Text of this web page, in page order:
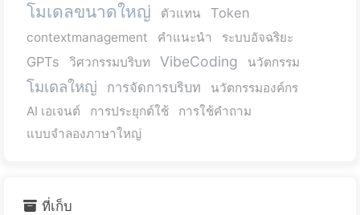
โมเดลขนาดใหญ่ ตัวแทน Token
contextmanagement คำแนะนำ ระบบอัจฉริยะ
GPTs วิศวกรรมบริบท VibeCoding นวัตกรรม
โมเดลใหญ่ การจัดการบริบท
นวัตกรรมองค์กร
AI เอเจนต์
การประยุกต์ใช้
การใช้คำถาม
แบบจำลองภาษาใหญ่
ที่เก็บ